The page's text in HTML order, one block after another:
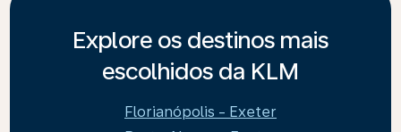
Explore os destinos mais
escolhidos da KLM
Florianópolis - Exeter